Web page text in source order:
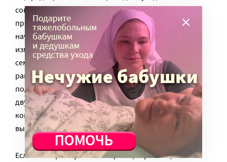
совершенно несправедливо, неправильно, такого
просто не должно быть, но это есть. Когда я только
начала работать, у меня был ученик, Антон (имя
изменено) – яркий, талантливый, веселый
семиклассник. Он приходил на занятия на полчаса
раньше, отвечал остроумно и весело, шутил,
подтрунивал над мамой. Потом я вернулась из
двухнедельного отпуска и услышала, что мальчик в
коме. Через пару недель информация – «ученик
выбыл».
Если бы я брала у себя интервью, спросила, что